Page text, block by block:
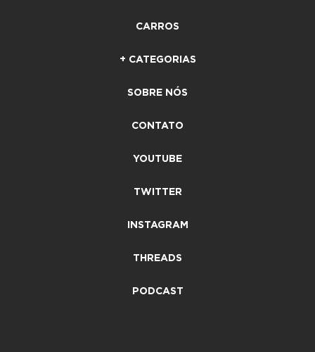
CARROS
+ CATEGORIAS
SOBRE NÓS
CONTATO
YOUTUBE
TWITTER
INSTAGRAM
THREADS
PODCAST